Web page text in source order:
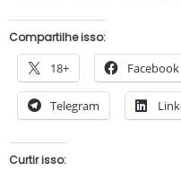
Compartilhe isso:
18+ Facebook
Telegram
Curtir isso: